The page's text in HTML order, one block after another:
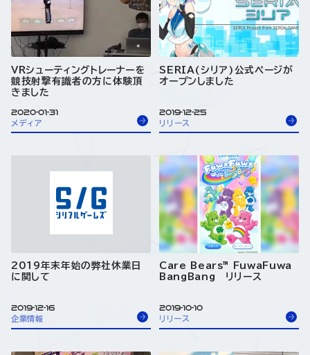
VRシューティングトレーナーを
競技射撃有識者の方に体験頂
きました
2020-01-31
メディア
SERIA(シリア)公式ページが
オープンしました
2019-12-25
リリース
2019年末年始の弊社休業日
に関して
2019-12-16
企業情報
Care Bears™ FuwaFuwa
BangBang リリース
2019-10-10
リリース